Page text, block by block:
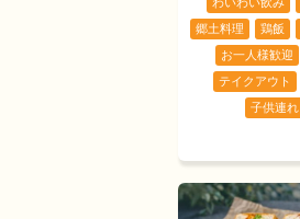
郷土料理
鶏飯
お一人様歓迎
テイクアウト
子供連れ